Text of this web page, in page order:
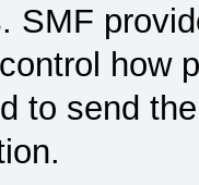
SMF
how
to send